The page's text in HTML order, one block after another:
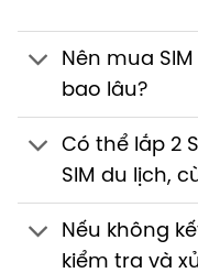
Nên mua
bao lâu?
Có thể lắp 2
SIM du lịch,
Nếu không
kiểm tra và